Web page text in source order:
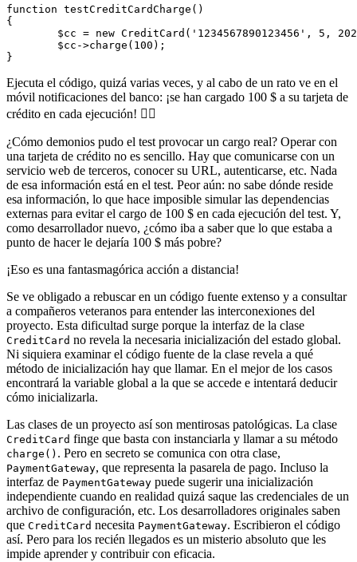
function testCreditCardCharge()
{
Ejecuta el código, quizá varias veces, y al cabo de un rato ve en el
móvil notificaciones del banco: ¡se han cargado 100 $ a su tarjeta de
crédito en cada ejecución! 🤦‍♂️
¿Cómo demonios pudo el test provocar un cargo real? Operar con
una tarjeta de crédito no es sencillo. Hay que comunicarse con un
servicio web de terceros, conocer su URL, autenticarse, etc. Nada
de esa información está en el test. Peor aún: no sabe dónde reside
esa información, lo que hace imposible simular las dependencias
externas para evitar el cargo de 100 $ en cada ejecución del test. Y,
como desarrollador nuevo, ¿cómo iba a saber que lo que estaba a
punto de hacer le dejaría 100 $ más pobre?
¡Eso es una fantasmagórica acción a distancia!
Se ve obligado a rebuscar en un código fuente extenso y a consultar
a compañeros veteranos para entender las interconexiones del
proyecto. Esta dificultad surge porque la interfaz de la clase
CreditCard no revela la necesaria inicialización del estado global.
Ni siquiera examinar el código fuente de la clase revela a qué
método de inicialización hay que llamar. En el mejor de los casos
encontrará la variable global a la que se accede e intentará deducir
cómo inicializarla.
Las clases de un proyecto así son mentirosas patológicas. La clase
CreditCard finge que basta con instanciarla y llamar a su método
charge() . Pero en secreto se comunica con otra clase,
PaymentGateway, que representa la pasarela de pago. Incluso la
interfaz de PaymentGateway puede sugerir una inicialización
independiente cuando en realidad quizá saque las credenciales de un
archivo de configuración, etc. Los desarrolladores originales saben
que CreditCard necesita PaymentGateway. Escribieron el código
así. Pero para los recién llegados es un misterio absoluto que les
impide aprender y contribuir con eficacia.